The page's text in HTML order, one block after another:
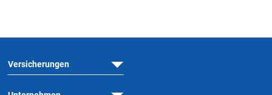
Versicherungen